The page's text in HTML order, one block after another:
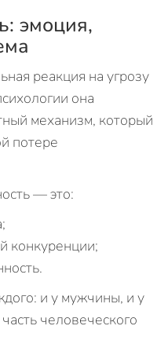
эмоция,
реакция на угрозу
она
механизм, который
потере
— это:
конкуренции;
и у мужчины, и у
человеческого